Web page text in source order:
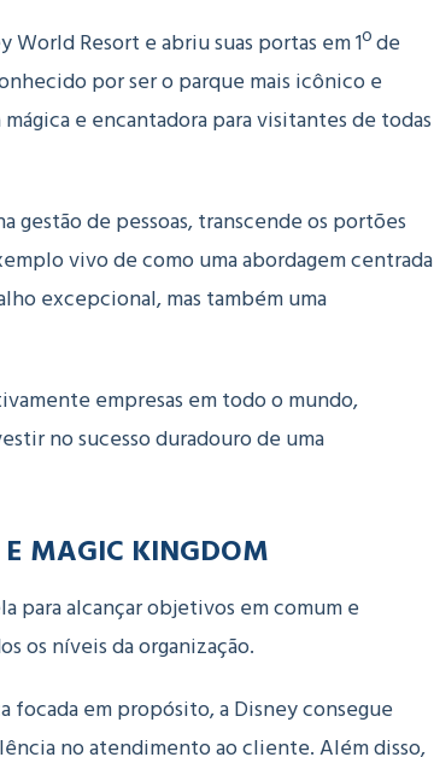
Resort e abriu suas portas em 1º de
por ser o parque mais icônico e
e encantadora para visitantes de todas
gestão de pessoas, transcende os portões
vivo de como uma abordagem centrada
excepcional, mas também uma
empresas em todo o mundo,
no sucesso duradouro de uma
MAGIC KINGDOM
para alcançar objetivos em comum e
os níveis da organização.
focada em propósito, a Disney consegue
no atendimento ao cliente. Além disso,